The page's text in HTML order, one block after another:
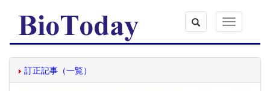
Toggle
navigation
訂正記事（一覧）